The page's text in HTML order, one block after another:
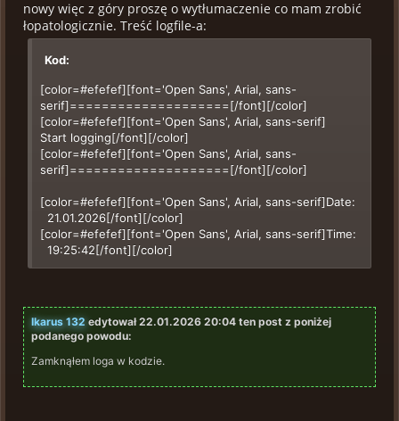
nowy więc z góry proszę o wytłumaczenie co mam zrobić
łopatologicznie. Treść logfile-a:
Kod:
[color=#efefef][font='Open Sans', Arial, sans-
serif]====================[/font][/color]
[color=#efefef][font='Open Sans', Arial, sans-serif]
Start logging[/font][/color]
[color=#efefef][font='Open Sans', Arial, sans-
serif]====================[/font][/color]
[color=#efefef][font='Open Sans', Arial, sans-serif]Date:
21.01.2026[/font][/color]
[color=#efefef][font='Open Sans', Arial, sans-serif]Time:
19:25:42[/font][/color]
[color=#efefef][font='Open Sans', Arial, sans-
[color=#efefef][font='Open Sans', Arial, sans-serif]0
19:25:42 - - Information: OMSI is working in
fullscreen mode[/font][/color]
[color=#efefef][font='Open Sans', Arial, sans-serif]1
Ikarus 132 edytował 22.01.2026 20:04 ten post z poniżej
podanego powodu:
Zamknąłem loga w kodzie.